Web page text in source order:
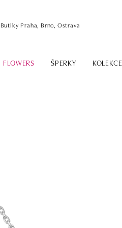
Butiky Praha, Brno, Ostrava
FLOWERS ŠPERKY KOLEKCE